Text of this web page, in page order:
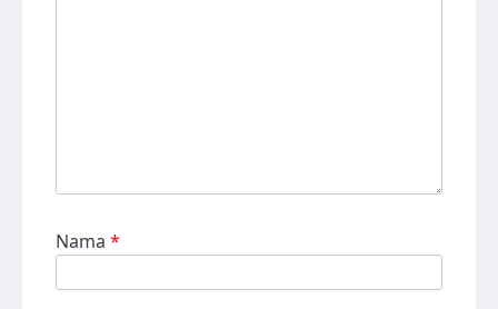
Nama *